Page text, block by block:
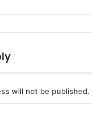
will not be published.